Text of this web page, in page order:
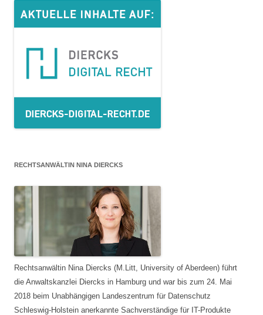
RECHTSANWÄLTIN NINA DIERCKS
Rechtsanwältin Nina Diercks (M.Litt, University of Aberdeen) führt
die Anwaltskanzlei Diercks in Hamburg und war bis zum 24. Mai
2018 beim Unabhängigen Landeszentrum für Datenschutz
Schleswig-Holstein anerkannte Sachverständige für IT-Produkte